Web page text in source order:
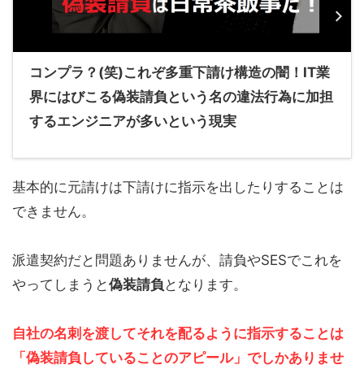
コンプラ？(笑)これぞ多重下請け構造の闇！IT業
界にはびこる偽装請負という名の違法行為に加担
するエンジニアが多いという現実
基本的に元請けは下請けに指示を出したりすることは
できません。
派遣契約だと問題ありませんが、請負やSESでこれを
やってしまうと偽装請負 となります。
自社の名刺を渡してそれを配るように指示することは
「偽装請負していることのアピール」 でしかありませ